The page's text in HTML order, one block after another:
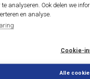
analyseren. Ook delen we
en analyse.
Cookie-
Alle